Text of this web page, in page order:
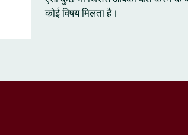
कोई विषय मिलता है।